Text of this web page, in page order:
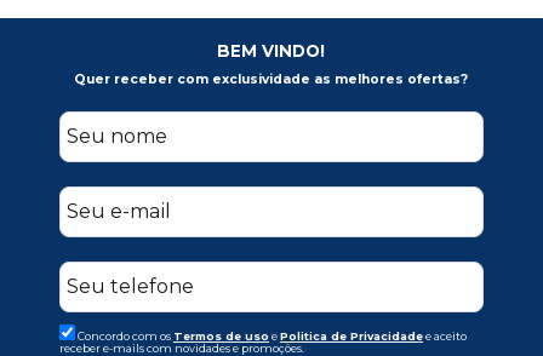
BEM VINDO!
Quer receber com exclusividade as melhores ofertas?
Concordo com os Termos de uso ePolitica de Privacidadee aceito
receber e-mails com novidades e promoções.